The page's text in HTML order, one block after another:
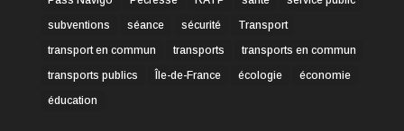
subventions
séance sécurité
Transport
transport en commun
transports
transports en commun
transports publics
Île-de-France écologie
économie
éducation